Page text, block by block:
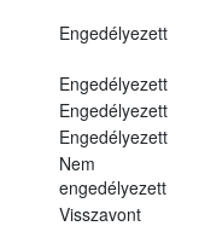
Engedélyezett
Engedélyezett
Engedélyezett
Engedélyezett
Nem
engedélyezett
Visszavont